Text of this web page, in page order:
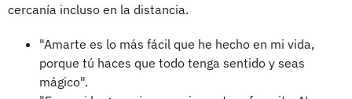
cercanía incluso en la distancia.
"Amarte es lo más fácil que he hecho en mi vida,
porque tú haces que todo tenga sentido y seas
mágico".